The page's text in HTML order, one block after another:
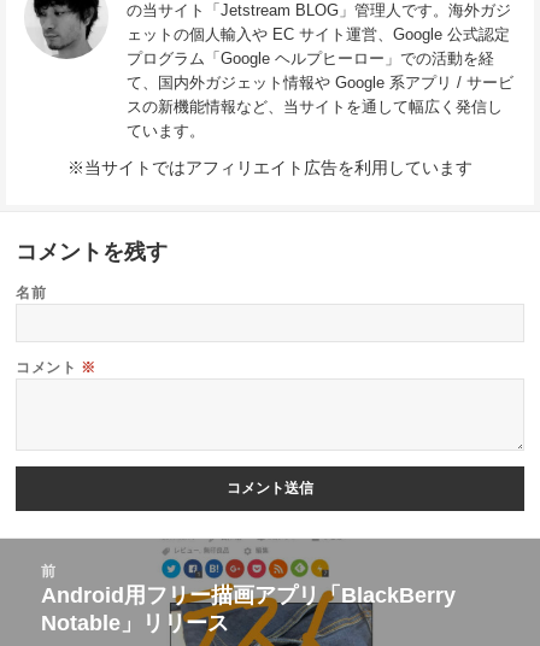
の当サイト「Jetstream BLOG」管理人です。海外ガジ
ェットの個人輸入や EC サイト運営、Google 公式認定
プログラム「Google ヘルプヒーロー」での活動を経
て、国内外ガジェット情報や Google 系アプリ / サービ
スの新機能情報など、当サイトを通して幅広く発信し
ています。
※当サイトではアフィリエイト広告を利用しています
コメントを残す
名前
コメント ※
前
前
の
Android用フリー描画アプリ「BlackBerry
Notable」リリース